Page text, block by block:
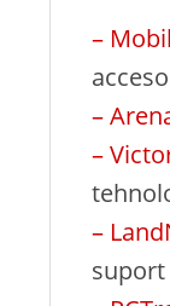
–
–
–
–
suport